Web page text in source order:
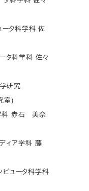
タ科学科 佐
タ科学科 佐々
研究
室)
科 赤石 美奈
ィア学科 藤
ュータ科学科